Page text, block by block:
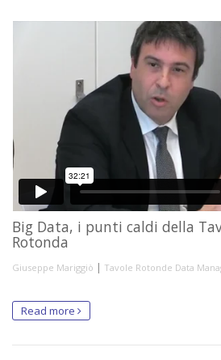
Big Data, i punti caldi della
Rotonda
Giuseppe Mariggiò | Tavole Rotonde Data
Read more